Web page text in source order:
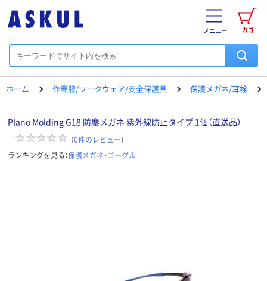
カゴ
メニュー
ホーム 作業服/ワークウェア/安全保護具 保護メガネ/耳栓
Plano Molding G18 防塵メガネ 紫外線防止タイプ 1個（直送品）
（0件のレビュー）
ランキングを見る：保護メガネ・ゴーグル